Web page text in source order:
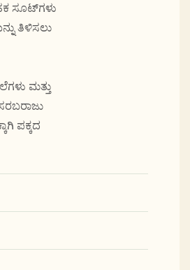
ಸೂಟ್‌ಗಳು
ತಿಳಿಸಲು
ಮತ್ತು
ಪಕ್ಕದ